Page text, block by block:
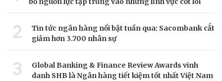
2
Tin tức ngân hàng nổi bật tuần qua: Sacombank cắt
giảm hơn 3.700 nhân sự
3
Global Banking & Finance Review Awards vinh
danh SHB là Ngân hàng tiết kiệm tốt nhất Việt Nam